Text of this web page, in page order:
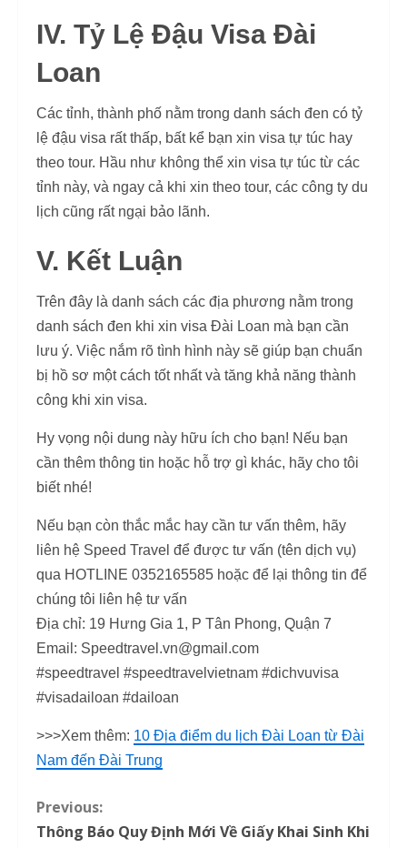
IV. Tỷ Lệ Đậu Visa Đài
Loan
Các tỉnh, thành phố nằm trong danh sách đen có tỷ
lệ đậu visa rất thấp, bất kể bạn xin visa tự túc hay
theo tour. Hầu như không thể xin visa tự túc từ các
tỉnh này, và ngay cả khi xin theo tour, các công ty du
lịch cũng rất ngại bảo lãnh.
V. Kết Luận
Trên đây là danh sách các địa phương nằm trong
danh sách đen khi xin visa Đài Loan mà bạn cần
lưu ý. Việc nắm rõ tình hình này sẽ giúp bạn chuẩn
bị hồ sơ một cách tốt nhất và tăng khả năng thành
công khi xin visa.
Hy vọng nội dung này hữu ích cho bạn! Nếu bạn
cần thêm thông tin hoặc hỗ trợ gì khác, hãy cho tôi
biết nhé!
Nếu bạn còn thắc mắc hay cần tư vấn thêm, hãy
liên hệ Speed Travel để được tư vấn (tên dịch vụ)
qua HOTLINE 0352165585 hoặc để lại thông tin để
chúng tôi liên hệ tư vấn
Địa chỉ: 19 Hưng Gia 1, P Tân Phong, Quận 7
Email: Speedtravel.vn@gmail.com
#speedtravel #speedtravelvietnam #dichvuvisa
#visadailoan #dailoan
>>>Xem thêm: 10 Địa điểm du lịch Đài Loan từ Đài
Nam đến Đài Trung
C
Previous:
Thông Báo Quy Định Mới Về Giấy Khai Sinh Khi